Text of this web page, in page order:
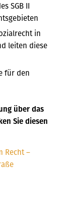
SGB II
in
leiten diese
für den
über das
Sie diesen
Recht –